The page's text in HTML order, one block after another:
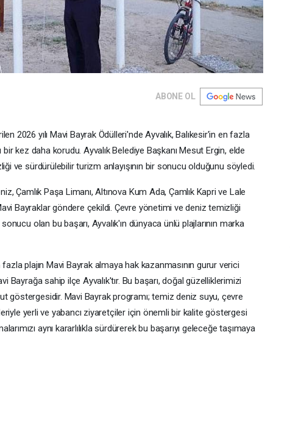
ABONE OL
2026 yılı Mavi Bayrak Ödülleri'nde Ayvalık, Balıkesir'in en fazla
kez daha korudu. Ayvalık Belediye Başkanı Mesut Ergin, elde
ve sürdürülebilir turizm anlayışının bir sonucu olduğunu söyledi.
Çamlık Paşa Limanı, Altınova Kum Ada, Çamlık Kapri ve Lale
Bayraklar göndere çekildi. Çevre yönetimi ve deniz temizliği
olan bu başarı, Ayvalık'ın dünyaca ünlü plajlarının marka
plajın Mavi Bayrak almaya hak kazanmasının gurur verici
Bayrağa sahip ilçe Ayvalık'tır. Bu başarı, doğal güzelliklerimizi
göstergesidir. Mavi Bayrak programı; temiz deniz suyu, çevre
yerli ve yabancı ziyaretçiler için önemli bir kalite göstergesi
aynı kararlılıkla sürdürerek bu başarıyı geleceğe taşımaya